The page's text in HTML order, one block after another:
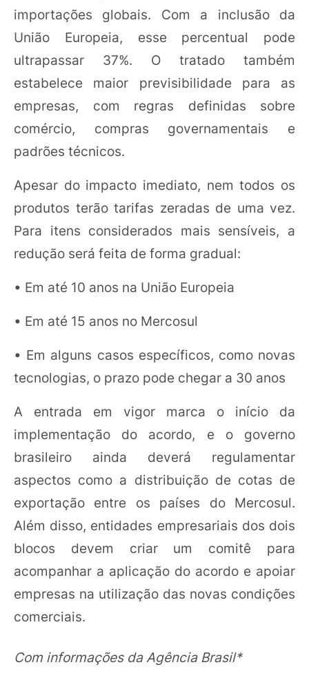
importações globais. Com a inclusão da
União Europeia, esse percentual pode
ultrapassar 37%. O tratado também
estabelece maior previsibilidade para as
empresas, com regras definidas sobre
comércio, compras governamentais e
padrões técnicos.
Apesar do impacto imediato, nem todos os
produtos terão tarifas zeradas de uma vez.
Para itens considerados mais sensíveis, a
redução será feita de forma gradual:
• Em até 10 anos na União Europeia
• Em até 15 anos no Mercosul
• Em alguns casos específicos, como novas
tecnologias, o prazo pode chegar a 30 anos
A entrada em vigor marca o início da
implementação do acordo, e o governo
brasileiro ainda deverá regulamentar
aspectos como a distribuição de cotas de
exportação entre os países do Mercosul.
Além disso, entidades empresariais dos dois
blocos devem criar um comitê para
acompanhar a aplicação do acordo e apoiar
empresas na utilização das novas condições
comerciais.
Com informações da Agência Brasil*